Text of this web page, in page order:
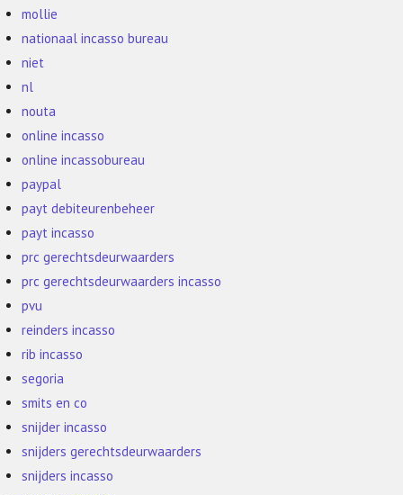
mollie
nationaal incasso bureau
niet
nl
nouta
online incasso
online incassobureau
paypal
payt debiteurenbeheer
payt incasso
prc gerechtsdeurwaarders
prc gerechtsdeurwaarders incasso
pvu
reinders incasso
rib incasso
segoria
smits en co
snijder incasso
snijders gerechtsdeurwaarders
snijders incasso